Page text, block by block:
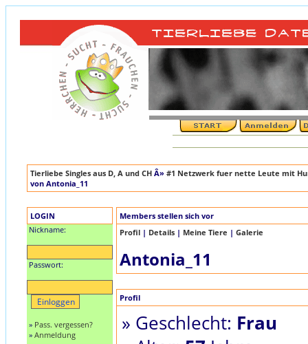
Tierliebe Singles aus D, A und CH Â» #1 Netzwerk fuer nette Leute mit
von Antonia_11
LOGIN
Nickname:
Passwort:
» Pass. vergessen?
» Anmeldung
Members stellen sich vor
Profil | Details | Meine Tiere | Galerie
Antonia_11
Profil
» Geschlecht: Frau